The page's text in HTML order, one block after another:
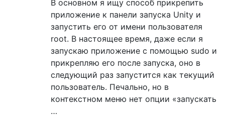
В основном я ищу способ прикрепить
приложение к панели запуска Unity и
запустить его от имени пользователя
root. В настоящее время, даже если я
запускаю приложение с помощью sudo и
прикрепляю его после запуска, оно в
следующий раз запустится как текущий
пользователь. Печально, но в
контекстном меню нет опции «запускать
…